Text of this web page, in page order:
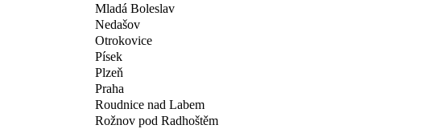
Mladá Boleslav
Nedašov
Otrokovice
Písek
Plzeň
Praha
Roudnice nad Labem
Rožnov pod Radhoštěm